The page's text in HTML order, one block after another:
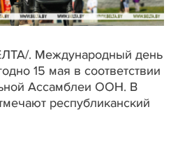
. Международный день
15 мая в соответствии
Ассамблеи ООН. В
республиканский